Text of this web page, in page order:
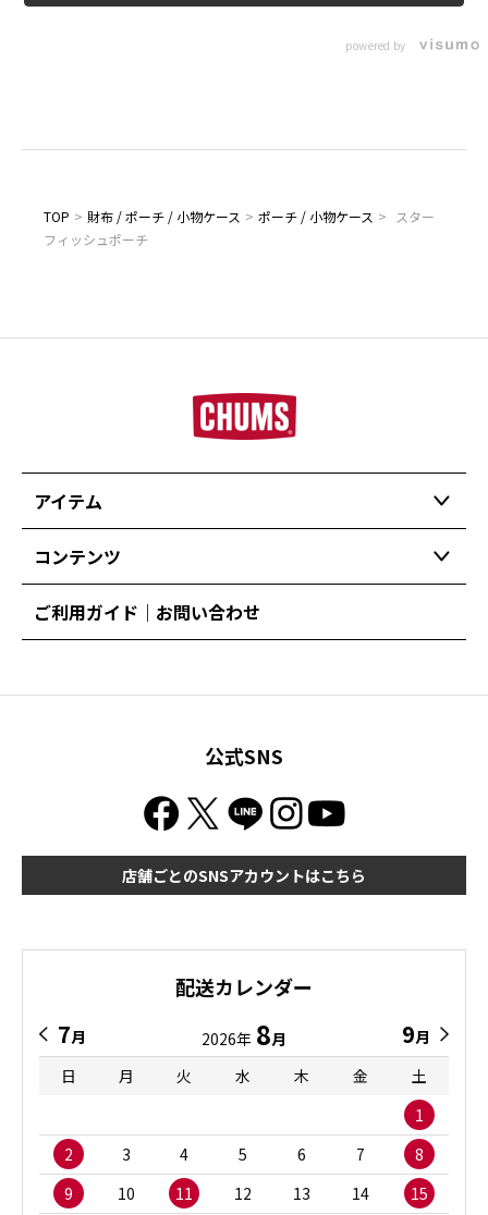
powered by
TOP > 財布 / ポーチ / 小物ケース > ポーチ / 小物ケース >
スター
フィッシュポーチ
アイテム
コンテンツ
ご利用ガイド｜お問い合わせ
公式SNS
店舗ごとのSNSアカウントはこちら
配送カレンダー
7月 2026年 8月 9月
日
月 火 水 木 金
土
1
2
3 4 5 6 7
8
9
10 11 12 13 14 15